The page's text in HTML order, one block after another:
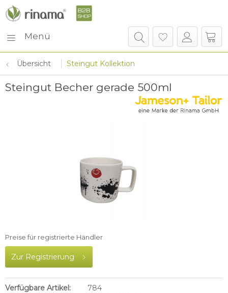
Menü
Übersicht Steingut Kollektion
Steingut Becher gerade 500ml
Preise für registrierte Händler
Zur Registrierung
Verfügbare Artikel:
784